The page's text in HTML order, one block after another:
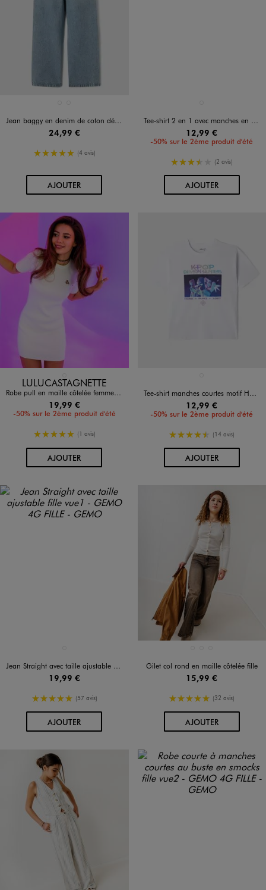
Jean baggy en denim de coton délavé fille
24,99 €
5/5 de moyenne
(4 avis)
AJOUTERAU PANIER
Tee-shirt 2 en 1 avec manches en dentelle fille
12,99 €
-50% sur le 2ème produit d'été
3.5/5 de moyenne
(2 avis)
AJOUTERAU PANIER
Disponible en 1 coloris
LULUCASTAGNETTE
Robe pull en maille côtelée femme - LuluCastagnette x Alizée
19,99 €
-50% sur le 2ème produit d'été
5/5 de moyenne
(1 avis)
AJOUTERAU PANIER
Tee-shirt manches courtes motif Huntrix fille - K-Pop Demon Hunters
12,99 €
-50% sur le 2ème produit d'été
4.5/5 de moyenne
(14 avis)
AJOUTERAU PANIER
Jean Straight avec taille ajustable fille
19,99 €
5/5 de moyenne
(57 avis)
AJOUTERAU PANIER
Gilet col rond en maille côtelée fille
15,99 €
5/5 de moyenne
(32 avis)
AJOUTERAU PANIER